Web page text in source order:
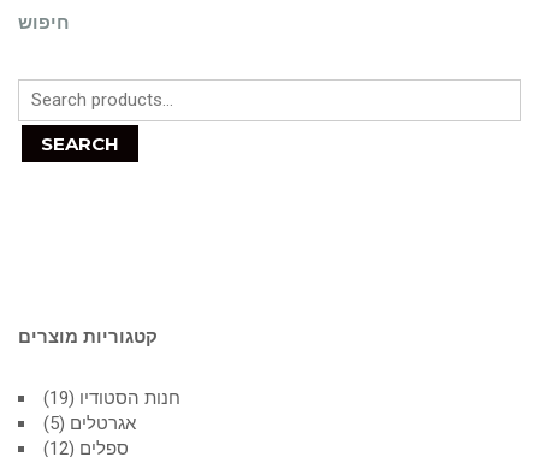
חיפוש
SEARCH
קטגוריות מוצרים
חנות הסטודיו
19
אגרטלים 5
ספלים 12